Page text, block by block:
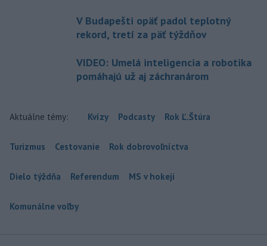
V Budapešti opäť padol teplotný
rekord, tretí za päť týždňov
VIDEO: Umelá inteligencia a robotika
pomáhajú už aj záchranárom
Aktuálne témy: Kvízy Podcasty Rok Ľ.Štúra
Turizmus Cestovanie Rok dobrovoľníctva
Dielo týždňa Referendum MS v hokeji
Komunálne voľby